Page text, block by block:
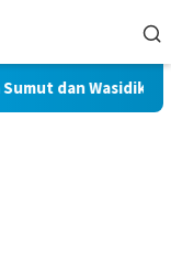
Wasidik